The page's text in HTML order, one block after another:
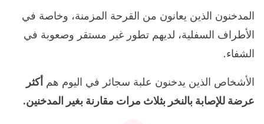
المدخنون الذين يعانون من القرحة المزمنة، وخاصة في
الأطراف السفلية، لديهم تطور غير مستقر وصعوبة في
الشفاء.
الأشخاص الذين يدخنون علبة سجائر في اليوم هم أكثر
عرضة للإصابة بالنخر بثلاث مرات مقارنة بغير المدخنين.